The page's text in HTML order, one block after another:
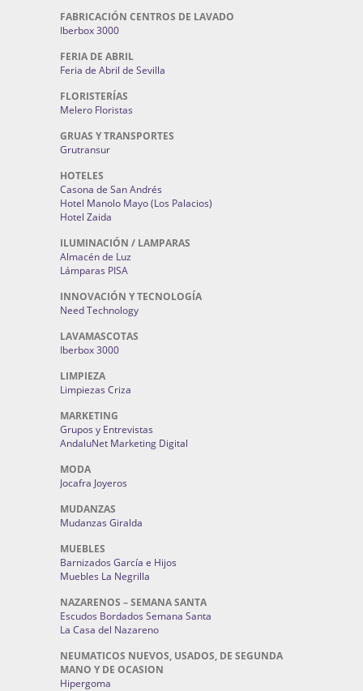
FABRICACIÓN CENTROS DE LAVADO
Iberbox 3000
FERIA DE ABRIL
Feria de Abril de Sevilla
FLORISTERÍAS
Melero Floristas
GRUAS Y TRANSPORTES
Grutransur
HOTELES
Casona de San Andrés
Hotel Manolo Mayo (Los Palacios)
Hotel Zaida
ILUMINACIÓN / LAMPARAS
Almacén de Luz
Lámparas PISA
INNOVACIÓN Y TECNOLOGÍA
Need Technology
LAVAMASCOTAS
Iberbox 3000
LIMPIEZA
Limpiezas Criza
MARKETING
Grupos y Entrevistas
AndaluNet Marketing Digital
MODA
Jocafra Joyeros
MUDANZAS
Mudanzas Giralda
MUEBLES
Barnizados García e Hijos
Muebles La Negrilla
NAZARENOS – SEMANA SANTA
Escudos Bordados Semana Santa
La Casa del Nazareno
NEUMATICOS NUEVOS, USADOS, DE SEGUNDA
MANO Y DE OCASION
Hipergoma